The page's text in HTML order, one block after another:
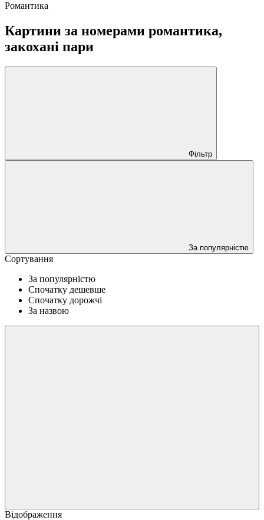
Романтика
Картини за номерами романтика,
закохані пари
Фільтр
За популярністю
Сортування
За популярністю
Спочатку дешевше
Спочатку дорожчі
За назвою
Відображення